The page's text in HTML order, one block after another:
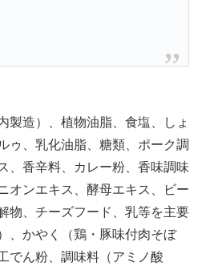
製造）、植物油脂、食塩、しょ
ゥ、乳化油脂、糖類、ポーク調
、香辛料、カレー粉、香味調味
オンエキス、酵母エキス、ビー
物、チーズフード、乳等を主要
、かやく（鶏・豚味付肉そぼ
でん粉、調味料（アミノ酸